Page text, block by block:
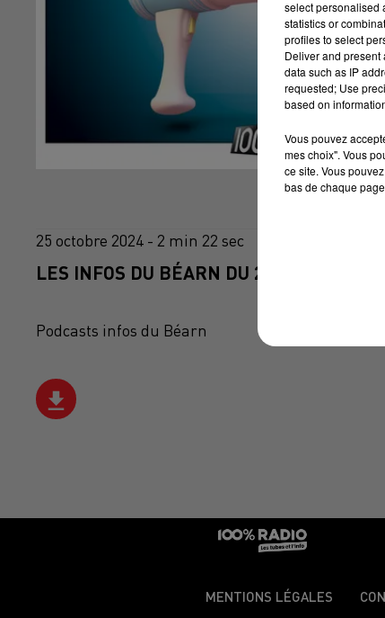
25 octobre 2024 - 2 min 22 sec
LES INFOS DU BÉARN DU 25/10/2024 À
Podcasts infos du Béarn
MENTIONS LÉGALES
select personalised
statistics or
profiles to select
Deliver and present
data such as IP
requested; Use
based on
Vous pouvez
mes choix". Vous
ce site. Vous
bas de chaque